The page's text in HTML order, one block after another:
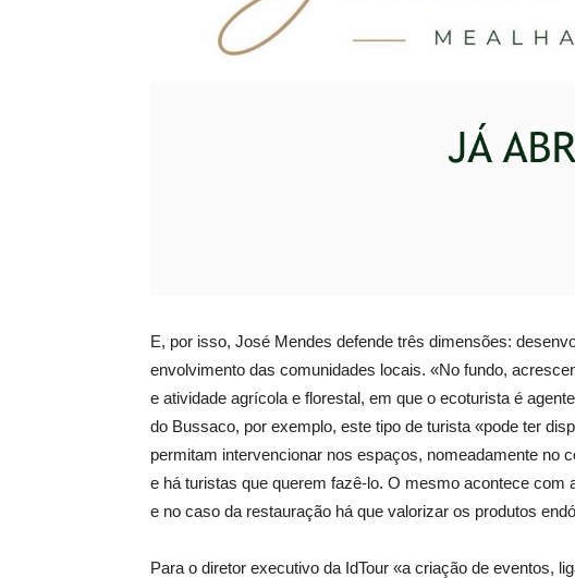
E, por isso, José Mendes defende três dimensões:
envolvimento das comunidades locais. «No fundo,
e atividade agrícola e florestal, em que o ecoturista é
do Bussaco, por exemplo, este tipo de turista «pode ter
permitam intervencionar nos espaços, nomeadamente no
e há turistas que querem fazê-lo. O mesmo acontece
e no caso da restauração há que valorizar os produtos
Para o diretor executivo da IdTour «a criação de eventos,